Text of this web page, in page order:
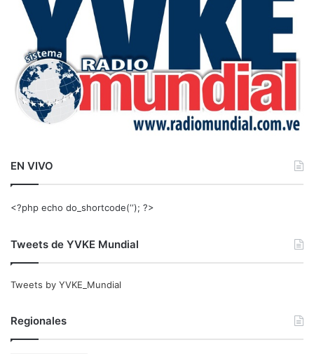
EN VIVO
<?php echo do_shortcode(‘‘); ?>
Tweets de YVKE Mundial
Tweets by YVKE_Mundial
Regionales